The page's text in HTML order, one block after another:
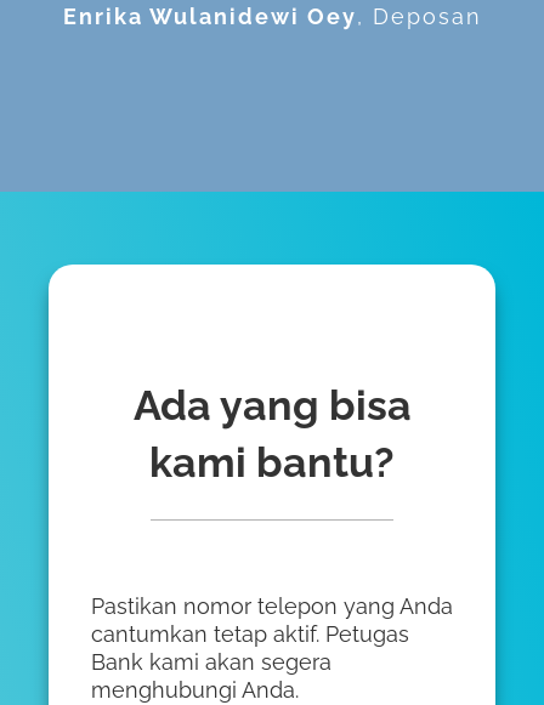
Enrika Wulanidewi Oey, Deposan
Irwan Hardjono L. Subroto Debitur
Ada yang bisa
kami bantu?
Pastikan nomor telepon yang Anda
cantumkan tetap aktif. Petugas
Bank kami akan segera
menghubungi Anda.